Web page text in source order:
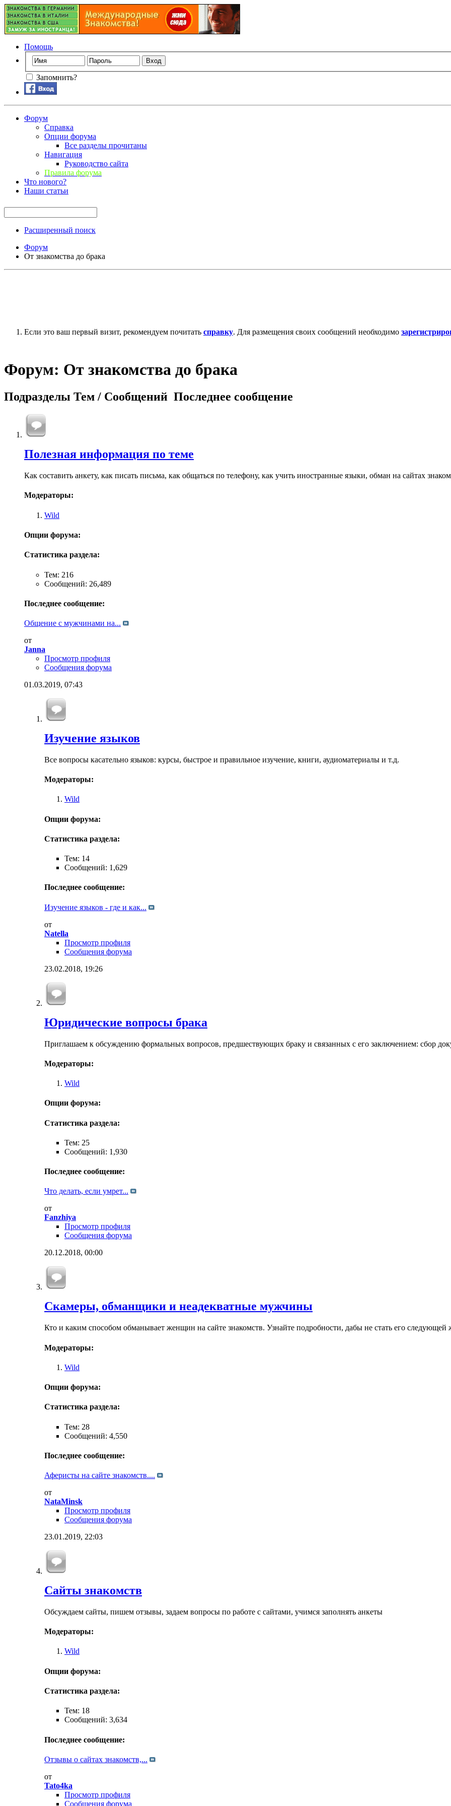
Помощь
Запомнить?
Форум
Справка
Опции форума
Все разделы прочитаны
Навигация
Руководство сайта
Правила форума
Что нового?
Наши статьи
Расширенный поиск
Форум
От знакомства до брака
Если это ваш первый визит, рекомендуем почитать справку. Для размещения своих сообщений необходимо
Форум: От знакомства до брака
Подразделы Тем / Сообщений Последнее сообщение
Полезная информация по теме
Как составить анкету, как писать письма, как общаться по телефону, как учить иностранные языки, обман на сайтах
Модераторы:
Wild
Опции форума:
Статистика раздела:
Тем: 216
Сообщений: 26,489
Последнее сообщение:
Общение с мужчинами на...
от
Janna
Просмотр профиля
Сообщения форума
01.03.2019, 07:43
Изучение языков
Все вопросы касательно языков: курсы, быстрое и правильное изучение, книги, аудиоматериалы и т.д.
Модераторы:
Wild
Опции форума:
Статистика раздела:
Тем: 14
Сообщений: 1,629
Последнее сообщение:
Изучение языков - где и как...
от
Natella
Просмотр профиля
Сообщения форума
23.02.2018, 19:26
Юридические вопросы брака
Приглашаем к обсуждению формальных вопросов, предшествующих браку и связанных с его заключением: сбор
Модераторы:
Wild
Опции форума:
Статистика раздела:
Тем: 25
Сообщений: 1,930
Последнее сообщение:
Что делать, если умрет...
от
Fanzhiya
Просмотр профиля
Сообщения форума
20.12.2018, 00:00
Скамеры, обманщики и неадекватные мужчины
Кто и каким способом обманывает женщин на сайте знакомств. Узнайте подробности, дабы не стать его следующей
Модераторы:
Wild
Опции форума:
Статистика раздела:
Тем: 28
Сообщений: 4,550
Последнее сообщение:
Аферисты на сайте знакомств....
от
NataMinsk
Просмотр профиля
Сообщения форума
23.01.2019, 22:03
Сайты знакомств
Обсуждаем сайты, пишем отзывы, задаем вопросы по работе с сайтами, учимся заполнять анкеты
Модераторы:
Wild
Опции форума:
Статистика раздела:
Тем: 18
Сообщений: 3,634
Последнее сообщение:
Отзывы о сайтах знакомств,...
от
Tato4ka
Просмотр профиля
Сообщения форума